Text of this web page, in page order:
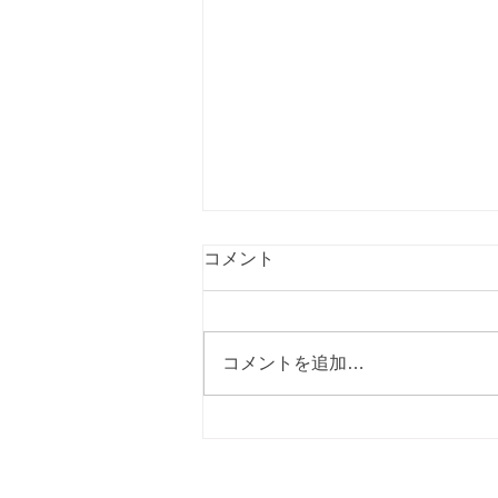
コメント
コメントを追加…